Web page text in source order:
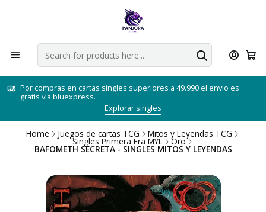
Por compras en cartas singles superiores a 49.990 el envio es
gratis via bluexpress.
Explorar singles
Home Juegos de cartas TCG Mitos y Leyendas TCG
Singles Primera Era MYL Oro
BAFOMETH SECRETA - SINGLES MITOS Y LEYENDAS